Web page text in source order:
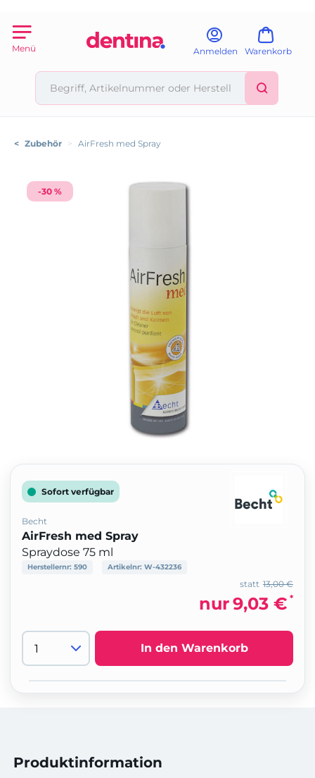
Menü Anmelden Warenkorb
< Zubehör > AirFresh med Spray
-30 %
Sofort verfügbar
Becht
AirFresh med Spray
Spraydose 75 ml
Herstellernr: 590 Artikelnr: W-432236
13,00 €
statt
nur9,03 € *
In den Warenkorb
Produktinformation